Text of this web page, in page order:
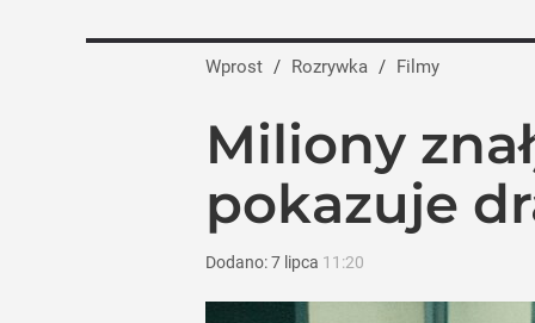
10 thrillerów, które naprawdę
Tajemnica paragonów grozy. Tak
Wprost / Rozrywka / Filmy
Miliony
pokazuje
Dodano:7 lipca 11:20